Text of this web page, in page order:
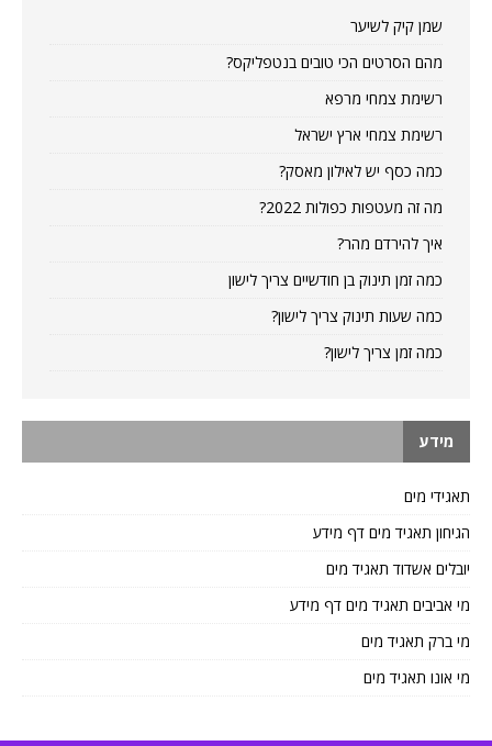
שמן קיק לשיער
מהם הסרטים הכי טובים בנטפליקס?
רשימת צמחי מרפא
רשימת צמחי ארץ ישראל
כמה כסף יש לאילון מאסק?
מה זה מעטפות כפולות 2022?
איך להירדם מהר?
כמה זמן תינוק בן חודשיים צריך לישון
כמה שעות תינוק צריך לישון?
כמה זמן צריך לישון?
מידע
תאגידי מים
הגיחון תאגיד מים דף מידע
יובלים אשדוד תאגיד מים
מי אביבים תאגיד מים דף מידע
מי ברק תאגיד מים
מי אונו תאגיד מים